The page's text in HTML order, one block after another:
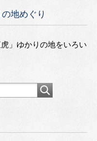
地めぐり
」ゆかりの地をいろい